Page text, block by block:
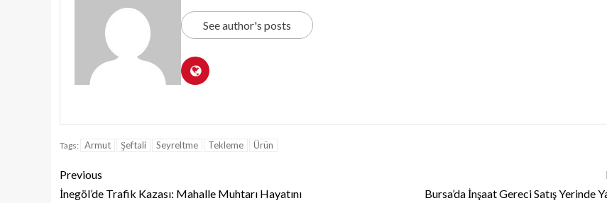
See author's posts
Tags: Armut Şeftali Seyreltme Tekleme Ürün
Previous
İnegöl’de Trafik Kazası: Mahalle Muhtarı Hayatını
Bursa’da İnşaat Gereci Satış Yerinde